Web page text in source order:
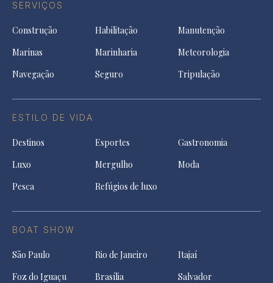
SERVIÇOS
Construção Habilitação
Manutenção
Marinas
Marinharia
Meteorologia
Navegação
Seguro Tripulação
ESTILO DE VIDA
Destinos Esportes
Gastronomia
Luxo
Mergulho
Moda
Pesca
Refúgios de luxo
BOAT SHOW
São Paulo Rio de Janeiro
Itajaí
Foz do Iguaçu
Brasília Salvador